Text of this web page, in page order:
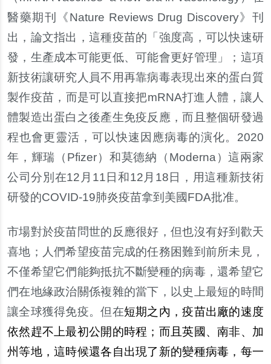
醫藥期刊《Nature Reviews Drug Discovery》刊
出，論文指出，這種疫苗的「強度高，可以快速研
發，生產成本可能更低、可能會更好管理」；這項
新技術讓研究人員不用再靠病毒表現出來的蛋白質
製作疫苗，而是可以直接把mRNA打進人體，讓人
體製造出蛋白之後產生免疫反應，而且整個研發過
程也會更靈活，可以快速因應病毒的演化。2020
年，輝瑞（Pfizer）和莫德納（Moderna）這兩家
公司分別在12月11日和12月18日，用這種新技術
研發的COVID-19肺炎疫苗拿到美國FDA批准。
市場對於疫苗問世的反應很好，但也沒有好到歡天
喜地；人們希望疫苗完成的任務困難到前所未見，
不僅希望它們能夠抵抗不斷變種的病毒，還希望它
們在地緣政治關係複雜的當下，以史上最短的時間
讓全球獲得免疫。但在短期之 內 ，疫苗出廠的速度
依然趕不上最初公開的時程；而且英國、南非、加
州等地，這時候還各自出現了新的變種病毒， 每一